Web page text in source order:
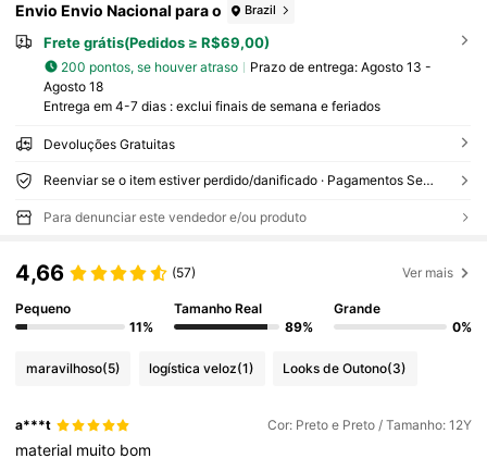
Envio Envio Nacional para o Brazil
Frete grátis(Pedidos ≥ R$69,00)
200 pontos, se houver atraso Prazo de entrega: Agosto 13 -
Agosto 18
Entrega em 4-7 dias : exclui finais de semana e feriados
Devoluções Gratuitas
Reenviar se o item estiver perdido/danificado · Pagamentos Seguros · Proteção de privacidade
Para denunciar este vendedor e/ou produto
4,66 (57) Ver mais
Pequeno
11%
Tamanho Real
89%
Grande
0%
maravilhoso(5) logística veloz(1) Looks de Outono(3)
a***t Cor: Preto e Preto / Tamanho: 12Y
material muito bom